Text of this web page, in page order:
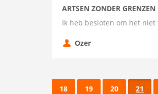
ARTSEN ZONDER GRENZEN
Ik heb besloten om het
Ozer
18 19 20 21